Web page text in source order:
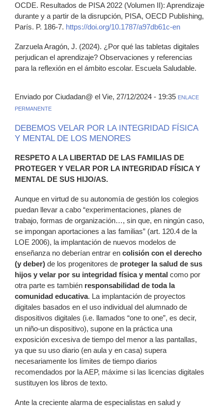
OCDE. Resultados de PISA 2022 (Volumen II): Aprendizaje
durante y a partir de la disrupción, PISA, OECD Publishing,
París. P. 186-7. https://doi.org/10.1787/a97db61c-en
Zarzuela Aragón, J. (2024). ¿Por qué las tabletas digitales
perjudican el aprendizaje? Observaciones y referencias
para la reflexión en el ámbito escolar. Escuela Saludable.
Enviado por Ciudadan@ el Vie, 27/12/2024 - 19:35 ENLACE
PERMANENTE
DEBEMOS VELAR POR LA INTEGRIDAD FÍSICA
Y MENTAL DE LOS MENORES
RESPETO A LA LIBERTAD DE LAS FAMILIAS DE
PROTEGER Y VELAR POR LA INTEGRIDAD FÍSICA Y
MENTAL DE SUS HIJO/AS.
Aunque en virtud de su autonomía de gestión los colegios
puedan llevar a cabo “experimentaciones, planes de
trabajo, formas de organización…, sin que, en ningún caso,
se impongan aportaciones a las familias” (art. 120.4 de la
LOE 2006), la implantación de nuevos modelos de
enseñanza no deberían entrar en colisión con el derecho
(y deber) de los progenitores de proteger la salud de sus
hijos y velar por su integridad física y mental como por
otra parte es también responsabilidad de toda la
comunidad educativa. La implantación de proyectos
digitales basados en el uso individual del alumnado de
dispositivos digitales (i.e. llamados “one to one”, es decir,
un niño-un dispositivo), supone en la práctica una
exposición excesiva de tiempo del menor a las pantallas,
ya que su uso diario (en aula y en casa) supera
necesariamente los límites de tiempo diarios
recomendados por la AEP, máxime si las licencias digitales
sustituyen los libros de texto.
Ante la creciente alarma de especialistas en salud y